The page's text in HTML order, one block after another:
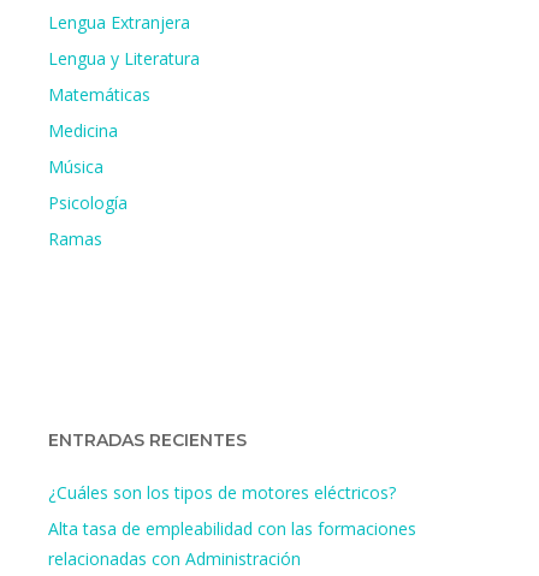
Lengua Extranjera
Lengua y Literatura
Matemáticas
Medicina
Música
Psicología
Ramas
ENTRADAS RECIENTES
¿Cuáles son los tipos de motores eléctricos?
Alta tasa de empleabilidad con las formaciones
relacionadas con Administración